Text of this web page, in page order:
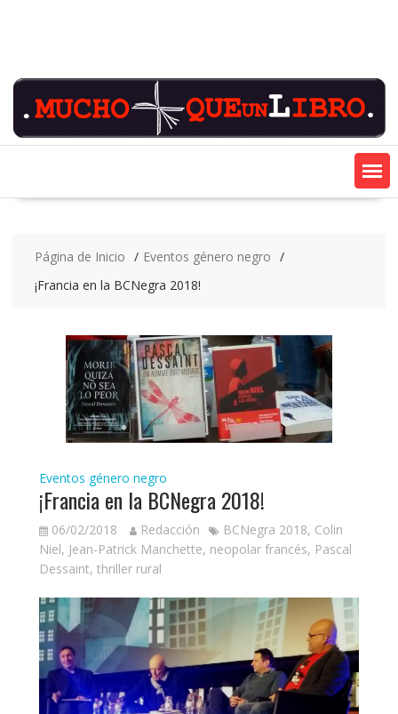
Página de Inicio
Eventos género negro
¡Francia en la BCNegra 2018!
Eventos género negro
¡Francia en la BCNegra 2018!
06/02/2018 Redacción BCNegra 2018, Colin
Niel, Jean-Patrick Manchette, neopolar francés, Pascal
Dessaint, thriller rural